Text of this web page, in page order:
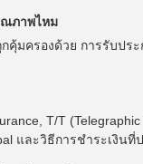
ภาพไหม
คุ้มครองด้วย การรับปร
T/T (Telegraphic
และวิธีการชําระเงินที่